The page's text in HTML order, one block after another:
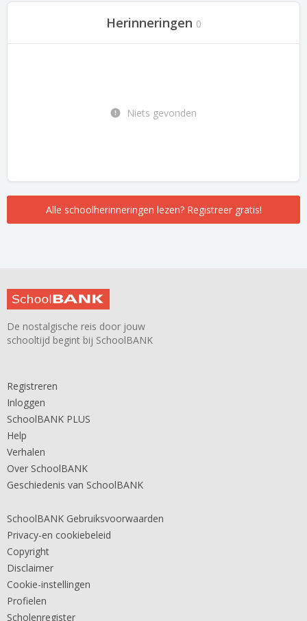
Herinneringen 0
Niets gevonden
Alle schoolherinneringen lezen? Registreer gratis!
De nostalgische reis door jouw
schooltijd begint bij SchoolBANK
Registreren
Inloggen
SchoolBANK PLUS
Help
Verhalen
Over SchoolBANK
Geschiedenis van SchoolBANK
SchoolBANK Gebruiksvoorwaarden
Privacy-en cookiebeleid
Copyright
Disclaimer
Cookie-instellingen
Profielen
Scholenregister